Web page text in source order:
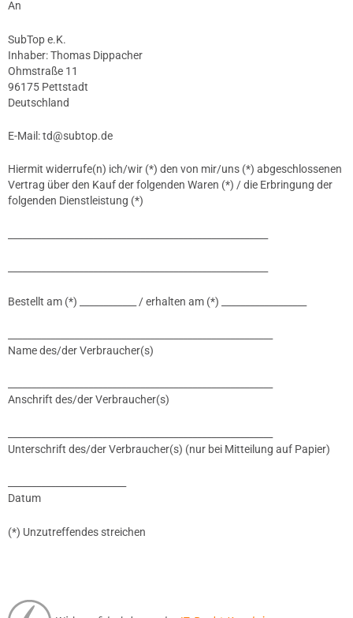
An
SubTop e.K.
Inhaber: Thomas Dippacher
Ohmstraße 11
96175 Pettstadt
Deutschland
E-Mail: td@subtop.de
Hiermit widerrufe(n) ich/wir (*) den von mir/uns (*) abgeschlossenen
Vertrag über den Kauf der folgenden Waren (*) / die Erbringung der
folgenden Dienstleistung (*)
Bestellt am (*) ____________ / erhalten am (*) __________________
Name des/der Verbraucher(s)
Anschrift des/der Verbraucher(s)
Unterschrift des/der Verbraucher(s) (nur bei Mitteilung auf Papier)
Datum
(*) Unzutreffendes streichen